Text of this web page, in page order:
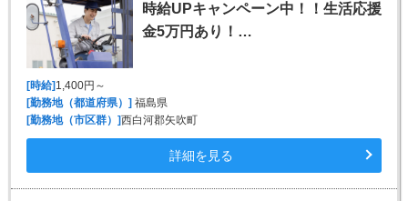
時給UPキャンペーン中！！生活応援
金5万円あり！…
[時給]1,400円～
[勤務地（都道府県）]福島県
[勤務地（市区群）]西白河郡矢吹町
詳細を見る